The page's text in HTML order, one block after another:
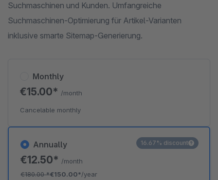
Suchmaschinen und Kunden. Umfangreiche
Suchmaschinen-Optimierung für Artikel-Varianten
inklusive smarte Sitemap-Generierung.
Annually
€12.50* /month
€180.00*€150.00*/year
16.67% discount
Monthly
€15.00* /month
Cancelable monthly